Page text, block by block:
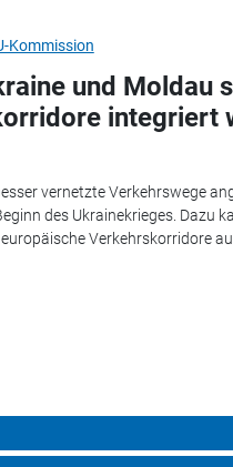
Kommission
und Moldau
integriert
vernetzte Verkehrswege
des Ukrainekrieges. Dazu
Verkehrskorridore